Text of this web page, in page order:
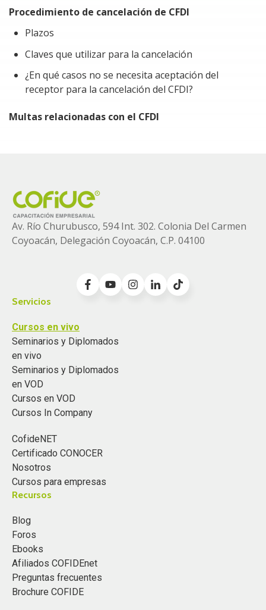
Procedimiento de cancelación de CFDI
Plazos
Claves que utilizar para la cancelación
¿En qué casos no se necesita aceptación del
receptor para la cancelación del CFDI?
Multas relacionadas con el CFDI
Av. Río Churubusco, 594 Int. 302. Colonia Del Carmen
Coyoacán, Delegación Coyoacán, C.P. 04100
Servicios
Cursos en vivo
Seminarios y Diplomados
en vivo
Seminarios y Diplomados
en VOD
Cursos en VOD
Cursos In Company
CofideNET
Certificado CONOCER
Nosotros
Cursos para empresas
Recursos
Blog
Foros
Ebooks
Afiliados COFIDEnet
Preguntas frecuentes
Brochure COFIDE